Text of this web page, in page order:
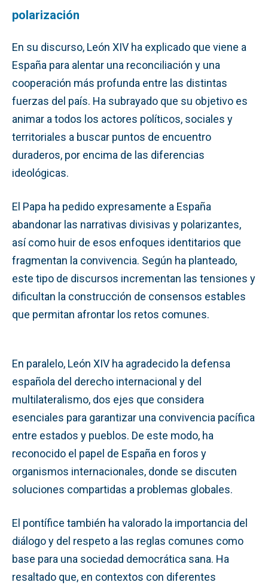
polarización
En su discurso, León XIV ha explicado que viene a
España para alentar una reconciliación y una
cooperación más profunda entre las distintas
fuerzas del país. Ha subrayado que su objetivo es
animar a todos los actores políticos, sociales y
territoriales a buscar puntos de encuentro
duraderos, por encima de las diferencias
ideológicas.
El Papa ha pedido expresamente a España
abandonar las narrativas divisivas y polarizantes,
así como huir de esos enfoques identitarios que
fragmentan la convivencia. Según ha planteado,
este tipo de discursos incrementan las tensiones y
dificultan la construcción de consensos estables
que permitan afrontar los retos comunes.
En paralelo, León XIV ha agradecido la defensa
española del derecho internacional y del
multilateralismo, dos ejes que considera
esenciales para garantizar una convivencia pacífica
entre estados y pueblos. De este modo, ha
reconocido el papel de España en foros y
organismos internacionales, donde se discuten
soluciones compartidas a problemas globales.
El pontífice también ha valorado la importancia del
diálogo y del respeto a las reglas comunes como
base para una sociedad democrática sana. Ha
resaltado que, en contextos con diferentes